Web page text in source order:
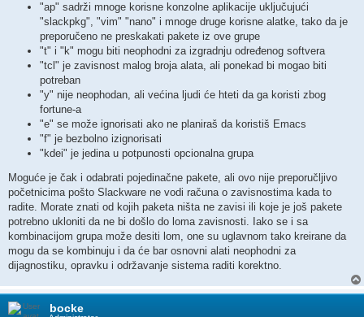
"ap" sadrži mnoge korisne konzolne aplikacije uključujući
"slackpkg", "vim" "nano" i mnoge druge korisne alatke, tako da je
preporučeno ne preskakati pakete iz ove grupe
"t" i "k" mogu biti neophodni za izgradnju određenog softvera
"tcl" je zavisnost malog broja alata, ali ponekad bi mogao biti
potreban
"y" nije neophodan, ali većina ljudi će hteti da ga koristi zbog
fortune-a
"e" se može ignorisati ako ne planiraš da koristiš Emacs
"f" je bezbolno izignorisati
"kdei" je jedina u potpunosti opcionalna grupa
Moguće je čak i odabrati pojedinačne pakete, ali ovo nije preporučljivo
početnicima pošto Slackware ne vodi računa o zavisnostima kada to
radite. Morate znati od kojih paketa ništa ne zavisi ili koje je još pakete
potrebno ukloniti da ne bi došlo do loma zavisnosti. Iako se i sa
kombinacijom grupa može desiti lom, one su uglavnom tako kreirane da
mogu da se kombinuju i da će bar osnovni alati neophodni za
dijagnostiku, opravku i održavanje sistema raditi korektno.
bocke